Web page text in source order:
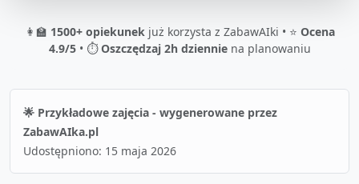
👩‍🏫 1500+ opiekunekjuż korzysta z ZabawAIki • ⭐ Ocena
4.9/5• ⏱️Oszczędzaj 2h dzienniena planowaniu
🌟 Przykładowe zajęcia - wygenerowane przez
ZabawAIka.pl
Udostępniono: 15 maja 2026